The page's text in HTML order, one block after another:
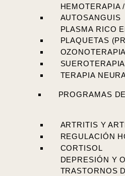
HEMOTERAPIA /
AUTOSANGUIS
PLASMA RICO
PLAQUETAS
OZONOTERAPIA
SUEROTERAPIA
TERAPIA
PROGRAMAS
ARTRITIS Y
REGULACIÓN
CORTISOL
DEPRESIÓN Y
TRASTORNOS